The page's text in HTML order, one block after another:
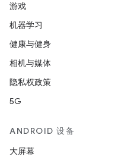
游戏
机器学习
健康与健身
相机与媒体
隐私权政策
5G
ANDROID 设备
大屏幕